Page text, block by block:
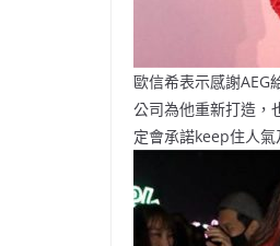
歐信希表示感謝
公司為他重新打造，
定會承諾keep住人氣